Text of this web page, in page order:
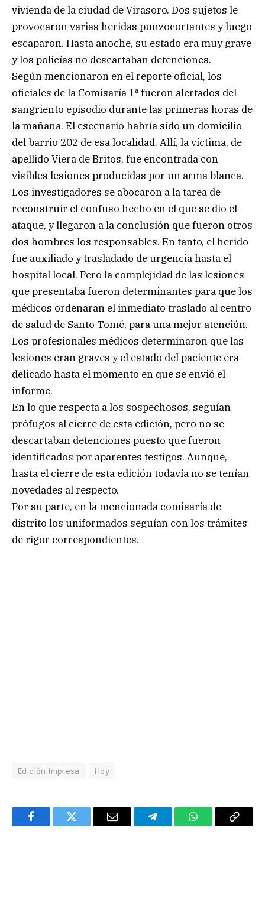
vivienda de la ciudad de Virasoro. Dos sujetos le
provocaron varias heridas punzocortantes y luego
escaparon. Hasta anoche, su estado era muy grave
y los policías no descartaban detenciones.
Según mencionaron en el reporte oficial, los
oficiales de la Comisaría 1ª fueron alertados del
sangriento episodio durante las primeras horas de
la mañana. El escenario habría sido un domicilio
del barrio 202 de esa localidad. Allí, la víctima, de
apellido Viera de Britos, fue encontrada con
visibles lesiones producidas por un arma blanca.
Los investigadores se abocaron a la tarea de
reconstruir el confuso hecho en el que se dio el
ataque, y llegaron a la conclusión que fueron otros
dos hombres los responsables. En tanto, el herido
fue auxiliado y trasladado de urgencia hasta el
hospital local. Pero la complejidad de las lesiones
que presentaba fueron determinantes para que los
médicos ordenaran el inmediato traslado al centro
de salud de Santo Tomé, para una mejor atención.
Los profesionales médicos determinaron que las
lesiones eran graves y el estado del paciente era
delicado hasta el momento en que se envió el
informe.
En lo que respecta a los sospechosos, seguían
prófugos al cierre de esta edición, pero no se
descartaban detenciones puesto que fueron
identificados por aparentes testigos. Aunque,
hasta el cierre de esta edición todavía no se tenían
novedades al respecto.
Por su parte, en la mencionada comisaría de
distrito los uniformados seguían con los trámites
de rigor correspondientes.
Edición Impresa Hoy
FacebookTwitter Email TelegramWhatsAppCopy